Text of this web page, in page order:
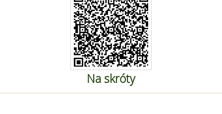
Na skróty